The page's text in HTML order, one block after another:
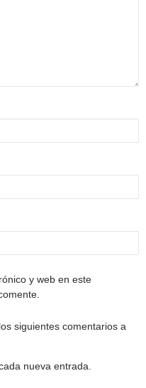
y web en este
siguientes comentarios a
nueva entrada.